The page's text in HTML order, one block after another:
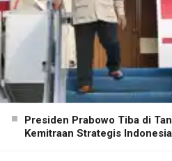
Presiden Prabowo Tiba di
Kemitraan Strategis